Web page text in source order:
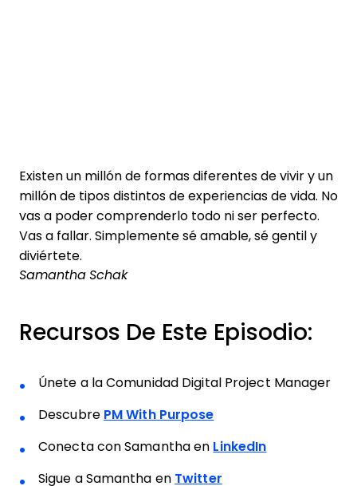
Existen un millón de formas diferentes de vivir y un
millón de tipos distintos de experiencias de vida. No
vas a poder comprenderlo todo ni ser perfecto.
Vas a fallar. Simplemente sé amable, sé gentil y
diviértete.
Samantha Schak
Recursos De Este Episodio:
Únete a la Comunidad Digital Project Manager
Descubre PM With Purpose
Conecta con Samantha en LinkedIn
Sigue a Samantha en Twitter